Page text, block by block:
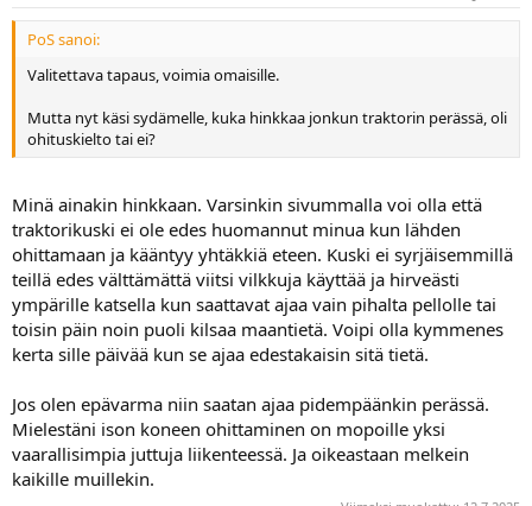
PoS sanoi:
Valitettava tapaus, voimia omaisille.
Mutta nyt käsi sydämelle, kuka hinkkaa jonkun traktorin perässä, oli
ohituskielto tai ei?
Minä ainakin hinkkaan. Varsinkin sivummalla voi olla että
traktorikuski ei ole edes huomannut minua kun lähden
ohittamaan ja kääntyy yhtäkkiä eteen. Kuski ei syrjäisemmillä
teillä edes välttämättä viitsi vilkkuja käyttää ja hirveästi
ympärille katsella kun saattavat ajaa vain pihalta pellolle tai
toisin päin noin puoli kilsaa maantietä. Voipi olla kymmenes
kerta sille päivää kun se ajaa edestakaisin sitä tietä.
Jos olen epävarma niin saatan ajaa pidempäänkin perässä.
Mielestäni ison koneen ohittaminen on mopoille yksi
vaarallisimpia juttuja liikenteessä. Ja oikeastaan melkein
kaikille muillekin.